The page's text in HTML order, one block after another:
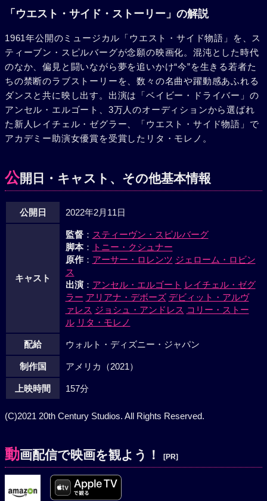
「ウエスト・サイド・ストーリー」の解説
1961年公開のミュージカル「ウエスト・サイド物語」を、ス
ティーブン・スピルバーグが念願の映画化。混沌とした時代
のなか、偏見と闘いながら夢を追いかけ“今”を生きる若者た
ちの禁断のラブストーリーを、数々の名曲や躍動感あふれる
ダンスと共に映し出す。出演は「ベイビー・ドライバー」の
アンセル・エルゴート、3万人のオーディションから選ばれ
た新人レイチェル・ゼグラー、「ウエスト・サイド物語」で
アカデミー助演女優賞を受賞したリタ・モレノ。
公開日・キャスト、その他基本情報
公開日 2022年2月11日
キャスト
監督： スティーヴン・スピルバーグ
脚本：
トニー・クシュナー
原作： アーサー・ロレンツ ジェローム・ロビン
ス
出演： アンセル・エルゴート レイチェル・ゼグ
ラー アリアナ・デボーズ デビィット・アルヴ
ァレス ジョシュ・アンドレス コリー・ストー
ル リタ・モレノ
配給 ウォルト・ディズニー・ジャパン
制作国 アメリカ（2021）
上映時間 157分
(C)2021 20th Century Studios. All Rights Reserved.
動画配信で映画を観よう！ [PR]